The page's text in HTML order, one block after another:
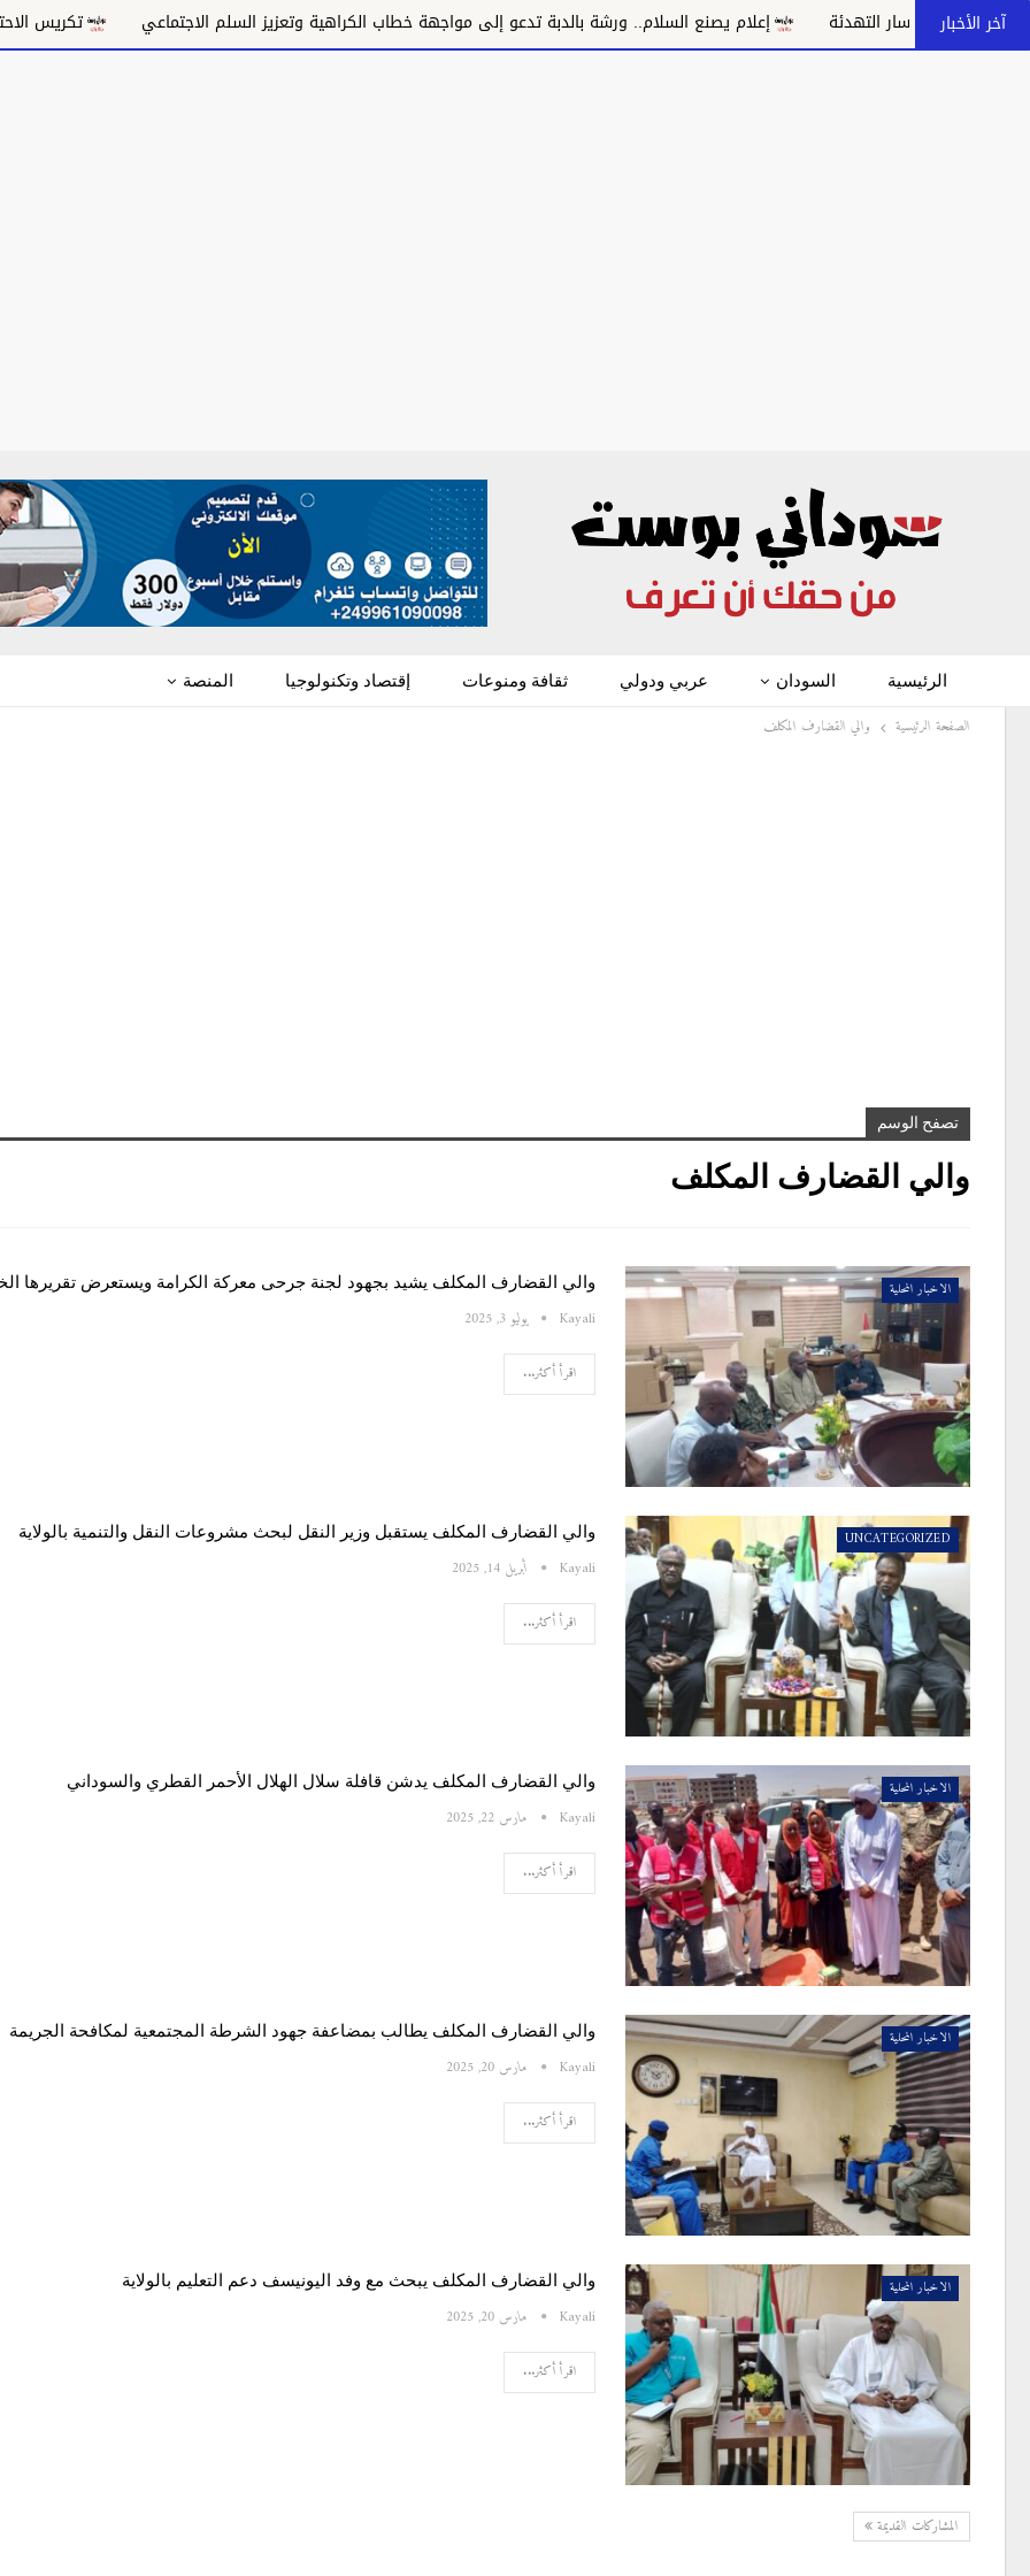
آخر الأخبار
التهدئة إعلام يصنع السلام.. ورشة بالدبة تدعو إلى مواجهة خطاب الكراهية وتعزيز السلم الاجتماعي تكريس الاحتلال وتقويض
الرئيسية السودان عربي ودولي ثقافة ومنوعات إقتصاد وتكنولوجيا المنصة
الصفحة الرئيسية والي القضارف المكلف
تصفح الوسم
والي القضارف المكلف
الاخبار المحلية والي القضارف المكلف يشيد بجهود لجنة جرحى معركة الكرامة ويستعرض تقريرها
Kayali يوليو 3, 2025
اقرأ أكثر...
UNCATEGORIZED والي القضارف المكلف يستقبل وزير النقل لبحث مشروعات النقل والتنمية بالولاية
Kayali أبريل 14, 2025
اقرأ أكثر...
الاخبار المحلية والي القضارف المكلف يدشن قافلة سلال الهلال الأحمر القطري والسوداني
Kayali مارس 22, 2025
اقرأ أكثر...
الاخبار المحلية والي القضارف المكلف يطالب بمضاعفة جهود الشرطة المجتمعية لمكافحة الجريمة
Kayali مارس 20, 2025
اقرأ أكثر...
الاخبار المحلية والي القضارف المكلف يبحث مع وفد اليونيسف دعم التعليم بالولاية
Kayali مارس 20, 2025
اقرأ أكثر...
المشاركات القديمة